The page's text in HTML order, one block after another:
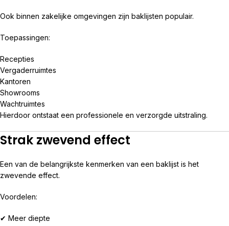
Ook binnen zakelijke omgevingen zijn baklijsten populair.
Toepassingen:
Recepties
Vergaderruimtes
Kantoren
Showrooms
Wachtruimtes
Hierdoor ontstaat een professionele en verzorgde uitstraling.
Strak zwevend effect
Een van de belangrijkste kenmerken van een baklijst is het
zwevende effect.
Voordelen:
✔ Meer diepte